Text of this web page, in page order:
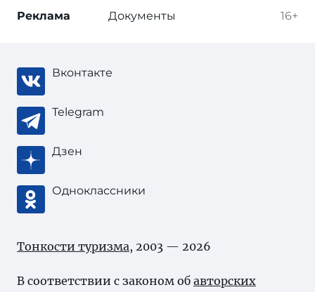
16+
Реклама Документы
Вконтакте
Telegram
Дзен
Одноклассники
Тонкости туризма, 2003 — 2026
В соответствии с законом об авторских